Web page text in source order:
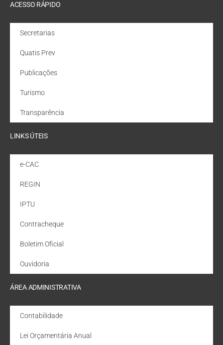
ACESSO RÁPIDO
Secretarias
Quatis Prev
Publicações
Turismo
Transparência
LINKS ÚTEIS
e-CAC
REGIN
IPTU
Contracheque
Boletim Oficial
Ouvidoria
ÁREA ADMINISTRATIVA
Contabilidade
Lei Orçamentária Anual